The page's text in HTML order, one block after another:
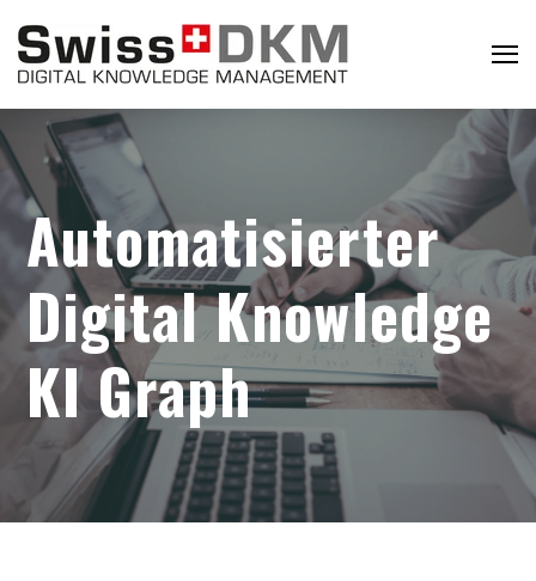
Automatisierter
Digital Knowledge
KI Graph